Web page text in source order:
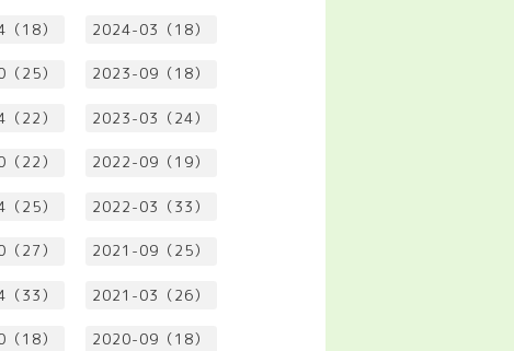
18） 2024-03（18）
25） 2023-09（18）
22） 2023-03（24）
22） 2022-09（19）
25） 2022-03（33）
27） 2021-09（25）
33） 2021-03（26）
18） 2020-09（18）